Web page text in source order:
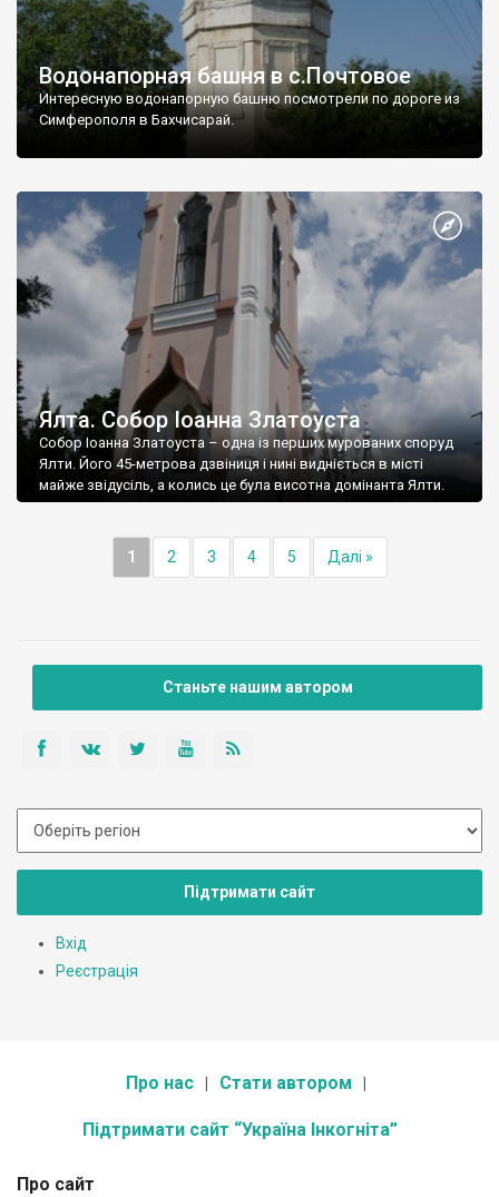
Водонапорная башня в с.Почтовое
Интересную водонапорную башню посмотрели по дороге из
Симферополя в Бахчисарай.
Ялта. Собор Іоанна Златоуста
Собор Іоанна Златоуста – одна із перших мурованих споруд
Ялти. Його 45-метрова дзвіниця і нині видніється в місті
майже звідусіль, а колись це була висотна домінанта Ялти.
1 2 3 4 5 Далі »
Станьте нашим автором
Підтримати сайт
Вхід
Реєстрація
Про нас Стати автором
Підтримати сайт “Україна Інкогніта”
Про сайт